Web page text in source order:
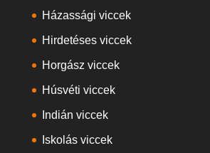
Házassági viccek
Hirdetéses viccek
Horgász viccek
Húsvéti viccek
Indián viccek
Iskolás viccek